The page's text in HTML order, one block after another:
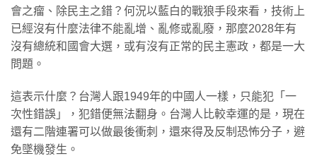
會之瘤、除民主之錯？何況以藍白的戰狼手段來看，技術上
已經沒有什麼法律不能亂增、亂修或亂廢，那麼2028年有
沒有總統和國會大選，或有沒有正常的民主憲政，都是一大
問題。
這表示什麼？台灣人跟1949年的中國人一樣，只能犯「一
次性錯誤」，犯錯便無法翻身。台灣人比較幸運的是，現在
還有二階連署可以做最後衝刺，還來得及反制恐怖分子，避
免墜機發生。